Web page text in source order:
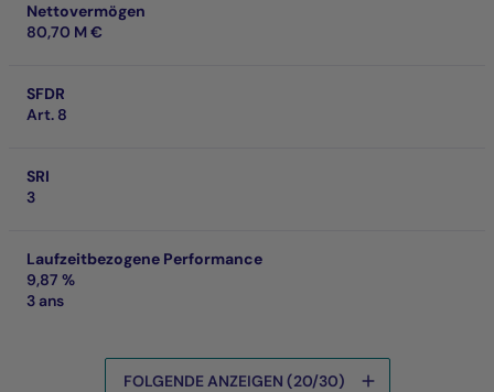
Nettovermögen
80,70 M €
SFDR
Art. 8
SRI
3
Laufzeitbezogene Performance
9,87 %
3 ans
FOLGENDE ANZEIGEN (20/30)